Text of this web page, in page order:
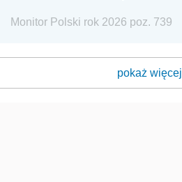
Monitor Polski rok 2026 poz. 739
pokaż więcej